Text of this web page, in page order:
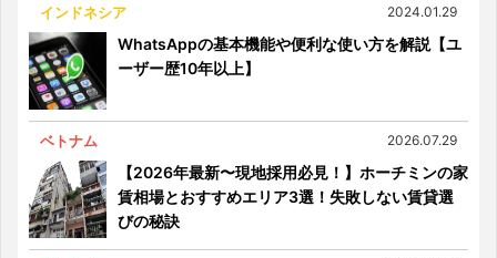
インドネシア 2024.01.29
WhatsAppの基本機能や便利な使い方を解説【ユ
ーザー歴10年以上】
ベトナム 2026.07.29
【2026年最新〜現地採用必見！】ホーチミンの家
賃相場とおすすめエリア3選！失敗しない賃貸選
びの秘訣